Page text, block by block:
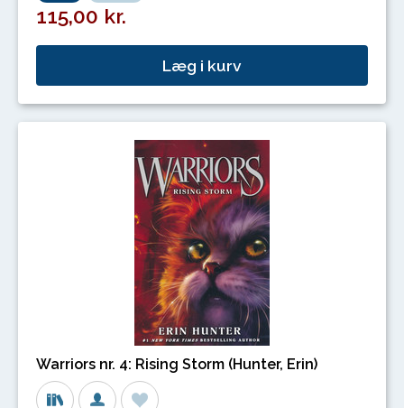
115,00 kr.
Læg i kurv
Warriors nr. 4: Rising Storm (Hunter, Erin)